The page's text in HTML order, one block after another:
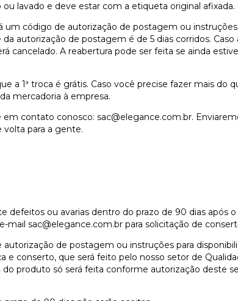
lavado e deve estar com a etiqueta original afixada.
um código de autorização de postagem ou
da autorização de postagem é de 5 dias corridos.
cancelado. A reabertura pode ser feita se ainda
a 1ª troca é grátis. Caso você precise fazer mais
mercadoria à empresa.
em contato conosco: sac@elegance.com.br.
para a gente.
defeitos ou avarias dentro do prazo de 90 dias
mail sac@elegance.com.br para solicitação de
de postagem ou instruções para
e conserto, que será feito pelo nosso setor de
produto só será feita conforme autorização deste